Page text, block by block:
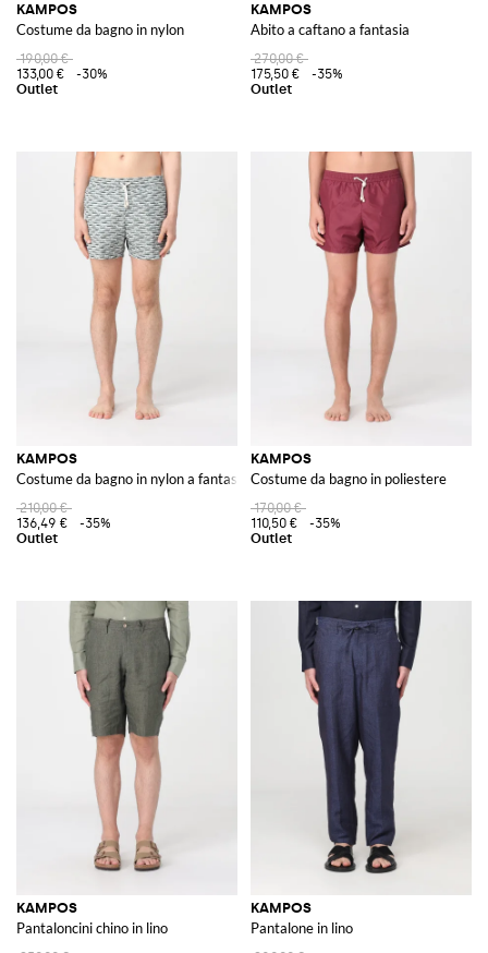
KAMPOS
Costume da bagno in nylon
190,00 €
133,00 €
-30%
KAMPOS
Abito a caftano a fantasia
270,00 €
175,50 €
-35%
KAMPOS
Costume da bagno in nylon a fantasia
210,00 €
136,49 €
-35%
KAMPOS
Costume da bagno in poliestere
170,00 €
110,50 €
-35%
KAMPOS
Pantaloncini chino in lino
KAMPOS
Pantalone in lino